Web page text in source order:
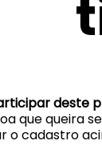
deste
que queira
o cadastro